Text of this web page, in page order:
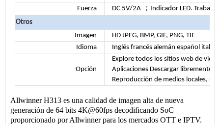
Fuerza
DC 5V/2A ； Indicador LED. Trabajo:
Otros
Imagen
HD JPEG, BMP, GIF, PNG, TIF
Idioma
Inglés francés alemán español
Opción
Explore todos los sitios web de
Aplicaciones Descargar libremente
Reproducción de medios locales,
Allwinner H313 es una calidad de imagen alta de nueva
generación de 64 bits 4K@60fps decodificando SoC
proporcionado por Allwinner para los mercados OTT e IPTV.